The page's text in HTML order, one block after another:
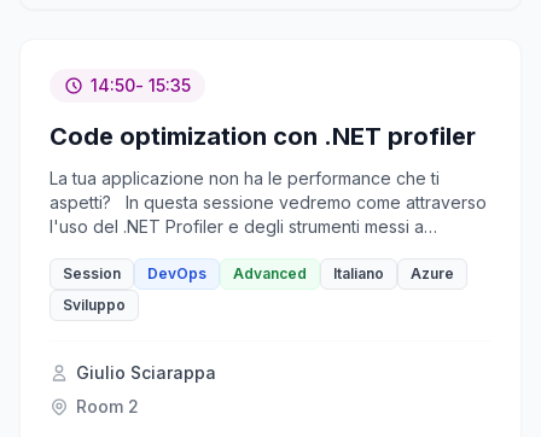
14:50- 15:35
Code optimization con .NET profiler
La tua applicazione non ha le performance che ti
aspetti? In questa sessione vedremo come attraverso
l'uso del .NET Profiler e degli strumenti messi a
"automaticamente" i "colli di bottiglia" della cpu o della
memoria e, perché no, farci proporre direttamente le
modifiche al codice su GitHub. (Nota Bene: la sessione
ottime performance con la propria applicazione,
potrebbero avere sorprese!)
Session DevOps Advanced Italiano
Azure
Sviluppo
Giulio Sciarappa
Room 2